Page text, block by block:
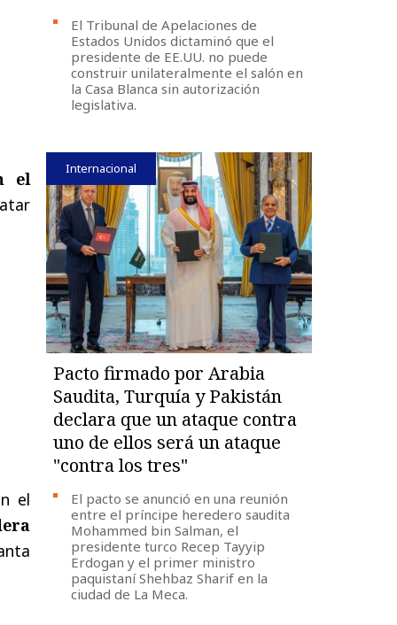
el
el
El Tribunal de Apelaciones de
Estados Unidos dictaminó que el
presidente de EE.UU. no puede
construir unilateralmente el salón en
la Casa Blanca sin autorización
legislativa.
Internacional
Pacto firmado por Arabia
Saudita, Turquía y Pakistán
declara que un ataque contra
uno de ellos será un ataque
"contra los tres"
El pacto se anunció en una reunión
entre el príncipe heredero saudita
Mohammed bin Salman, el
presidente turco Recep Tayyip
Erdogan y el primer ministro
paquistaní Shehbaz Sharif en la
ciudad de La Meca.